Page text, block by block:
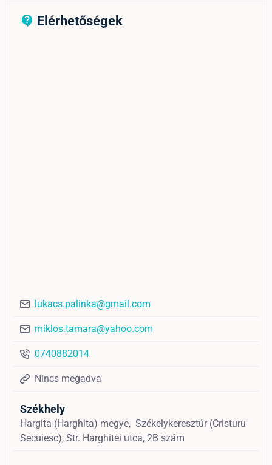
contact_support_outline
Elérhetőségek
lukacs.palinka@gmail.com
miklos.tamara@yahoo.com
0740882014
Nincs megadva
Székhely
Hargita (Harghita) megye, Székelykeresztúr (Cristuru
Secuiesc), Str. Harghitei utca, 2B szám